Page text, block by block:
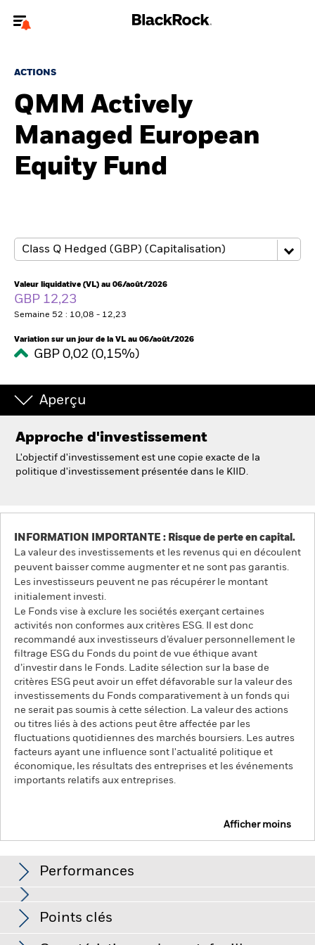
financiers.
jour votre type d'utilisateur
A propos de BlackRock
Produits
Insights
ETFs & Fonds indiciels
Documents
Intermédiaires financiers.
België
Change location
NL FR
BlackRock
Notre société
ACTIONS
QMM Actively
Managed European
Equity Fund
Valeur liquidative (VL) au 06/août/2026
GBP 12,23
Semaine 52 : 10,08 - 12,23
Variation sur un jour de la VL au 06/août/2026
GBP 0,02 (0,15%)
Aperçu
Approche d'investissement
L'objectif d'investissement est une copie exacte de la
politique d'investissement présentée dans le KIID.
INFORMATION IMPORTANTE : Risque de perte en capital.
La valeur des investissements et les revenus qui en découlent
peuvent baisser comme augmenter et ne sont pas garantis.
Les investisseurs peuvent ne pas récupérer le montant
initialement investi.
Le Fonds vise à exclure les sociétés exerçant certaines
activités non conformes aux critères ESG. Il est donc
recommandé aux investisseurs d’évaluer personnellement le
filtrage ESG du Fonds du point de vue éthique avant
d’investir dans le Fonds. Ladite sélection sur la base de
critères ESG peut avoir un effet défavorable sur la valeur des
investissements du Fonds comparativement à un fonds qui
ne serait pas soumis à cette sélection. La valeur des actions
ou titres liés à des actions peut être affectée par les
fluctuations quotidiennes des marchés boursiers. Les autres
facteurs ayant une influence sont l'actualité politique et
économique, les résultats des entreprises et les événements
importants relatifs aux entreprises.
Afficher moins
Performances
La valeur des actions ou titres liés à des actions peut être
affectée par les fluctuations quotidiennes des marchés
Points clés